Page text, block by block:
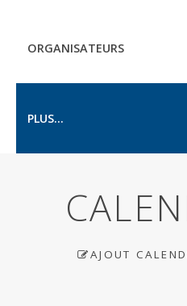
ORGANISATEURS
PLUS...
AJOUT